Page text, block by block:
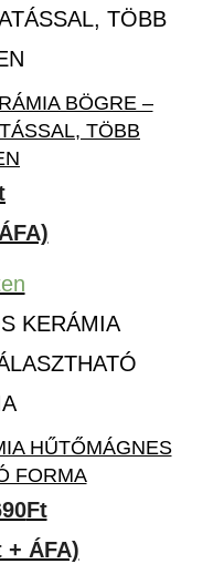
BÖGRE –
TÖBB
HŰTŐMÁGNES
FORMA
FtÁrtartomány:
590Ft
+ ÁFA)